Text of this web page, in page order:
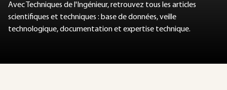
Avec Techniques de l'Ingénieur, retrouvez tous les articles
scientifiques et techniques : base de données, veille
technologique, documentation et expertise technique.